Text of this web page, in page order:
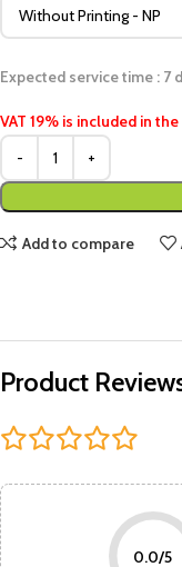
Expected service time : 7
VAT 19% is included in
Add to compare
Product
0.0/5